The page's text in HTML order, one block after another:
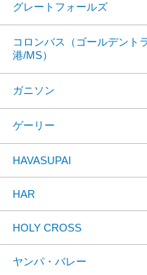
グレートフォールズ
コロンバス（ゴールデント
港/MS）
ガニソン
ゲーリー
HAVASUPAI
HAR
HOLY CROSS
ヤンパ・バレー